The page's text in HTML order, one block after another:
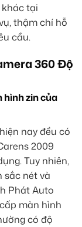
tại
thậm chí hỗ
cầu.
360 Độ
hình zin của
nay đều có
2009
Tuy nhiên,
sắc nét và
Phát Auto
màn hình
có độ